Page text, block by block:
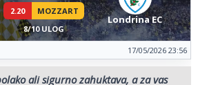
2.20
MOZZART
8/10 ULOG
Londrina EC
17/05/2026 23:56
ali sigurno zahuktava, a za vas